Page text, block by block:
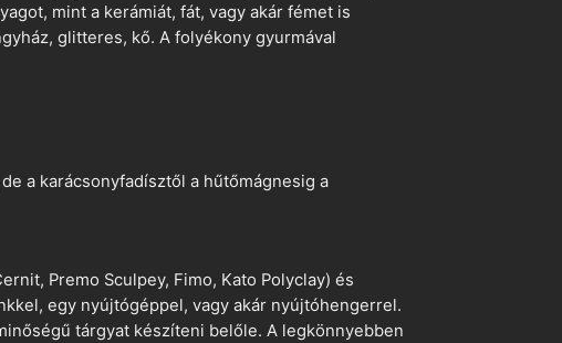
mint a kerámiát, fát, vagy akár fémet is
glitteres, kő. A folyékony gyurmával
a karácsonyfadísztől a hűtőmágnesig a
Premo Sculpey, Fimo, Kato Polyclay) és
egy nyújtógéppel, vagy akár nyújtóhengerrel.
tárgyat készíteni belőle. A legkönnyebben